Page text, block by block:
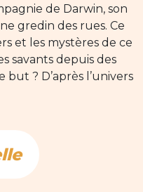
de Darwin, son
gredin des rues. Ce
et les mystères de ce
savants depuis des
but ? D’après l’univers